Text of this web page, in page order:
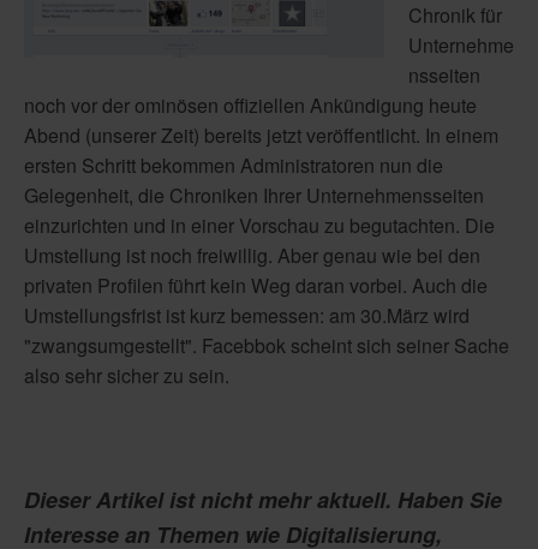
Chronik für
Unternehme
nsseiten
noch vor der ominösen offiziellen Ankündigung heute
Abend (unserer Zeit) bereits jetzt veröffentlicht. In einem
ersten Schritt bekommen Administratoren nun die
Gelegenheit, die Chroniken Ihrer Unternehmensseiten
einzurichten und in einer Vorschau zu begutachten. Die
Umstellung ist noch freiwillig. Aber genau wie bei den
privaten Profilen führt kein Weg daran vorbei. Auch die
Umstellungsfrist ist kurz bemessen: am 30.März wird
"zwangsumgestellt". Facebbok scheint sich seiner Sache
also sehr sicher zu sein.
Dieser Artikel ist nicht mehr aktuell. Haben Sie
Interesse an Themen wie Digitalisierung,